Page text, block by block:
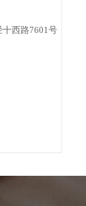
西路7601号